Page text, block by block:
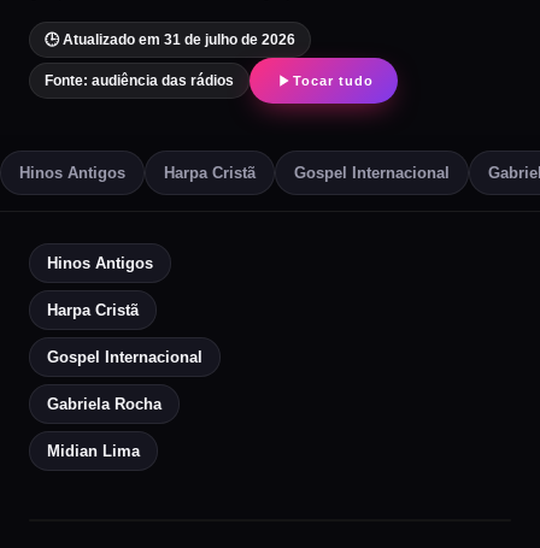
🕒 Atualizado em 31 de julho de 2026
Fonte: audiência das rádios Tocar tudo
Hinos Antigos Harpa Cristã Gospel Internacional
Hinos Antigos
Harpa Cristã
Gospel Internacional
Gabriela Rocha
Midian Lima